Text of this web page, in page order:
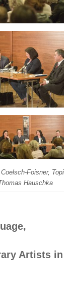
Foisner, Topi
Hauschka
Artists in